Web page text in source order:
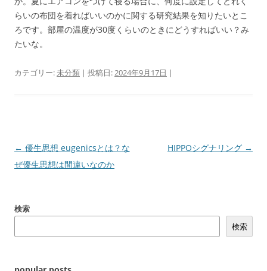
らいの布団を着ればいいのかに関する研究結果を知りたいとこ
ろです。部屋の温度が30度くらいのときにどうすればいい？み
たいな。
カテゴリー:未分類 | 投稿日:2024年9月17日 |
投
稿
ゲ
← 優生思想 eugenicsとは？な
ぜ優生思想は間違いなのか
HIPPOシグナリング →
検索
検索